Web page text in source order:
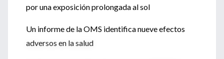
por una exposición prolongada al sol
Un informe de la OMS identifica nueve efectos
adversos en la salud